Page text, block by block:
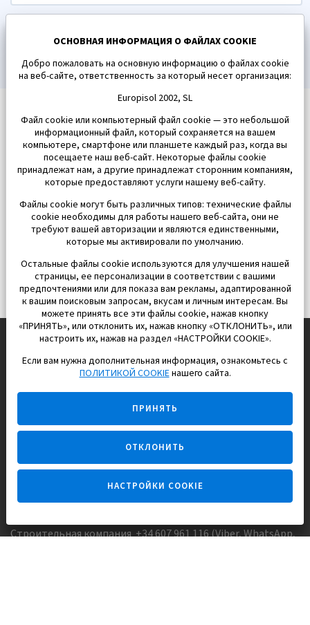
ПОДПИСАТЬСЯ
EUROPISOL 2002 S.L.
Строим и продаем дома
для счастливой жизни в Испании
Задайте вопрос
Строительная компания +34 607 961 116 (Viber, WhatsApp,
ОСНОВНАЯ ИНФОРМАЦИЯ О ФАЙЛАХ COOKIE
Добро пожаловать на основную информацию о файлах cookie
на веб-сайте, ответственность за который несет организация:
Europisol 2002, SL
Файл cookie или компьютерный файл cookie — это небольшой
информационный файл, который сохраняется на вашем
компьютере, смартфоне или планшете каждый раз, когда вы
посещаете наш веб-сайт. Некоторые файлы cookie
принадлежат нам, а другие принадлежат сторонним компаниям,
которые предоставляют услуги нашему веб-сайту.
Файлы cookie могут быть различных типов: технические файлы
cookie необходимы для работы нашего веб-сайта, они не
требуют вашей авторизации и являются единственными,
которые мы активировали по умолчанию.
Остальные файлы cookie используются для улучшения нашей
страницы, ее персонализации в соответствии с вашими
предпочтениями или для показа вам рекламы, адаптированной
к вашим поисковым запросам, вкусам и личным интересам. Вы
можете принять все эти файлы cookie, нажав кнопку
«ПРИНЯТЬ», или отклонить их, нажав кнопку «ОТКЛОНИТЬ», или
настроить их, нажав на раздел «НАСТРОЙКИ COOKIE».
Если вам нужна дополнительная информация, ознакомьтесь с
ПОЛИТИКОЙ COOKIEнашего сайта.
ПРИНЯТЬ
ОТКЛОНИТЬ
НАСТРОЙКИ COOKIE